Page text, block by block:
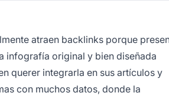
atraen backlinks porque
infografía original y bien diseñada
querer integrarla en sus artículos y
con muchos datos, donde la